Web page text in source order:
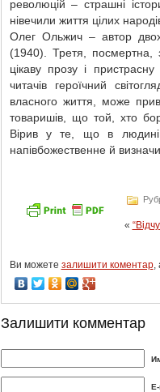
революцій – страшні
нівечили життя цілих
Олег Ольжич – автор двох
(1940). Третя, посмертна,
цікаву прозу і
читачів героїчний
власного життя, може
товаришів, що той, хто
Вірив у те, що в людині
напівбожественне й
«
Ви можете залишити коментар,
Залишити комментар